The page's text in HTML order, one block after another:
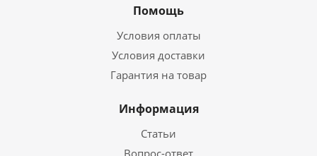
Помощь
Условия оплаты
Условия доставки
Гарантия на товар
Информация
Статьи
Вопрос-ответ